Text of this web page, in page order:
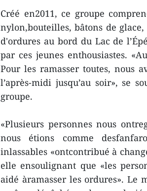
Créé en2011, ce groupe
nylon,bouteilles, bâtons de
d'ordures au bord du Lac de
par ces jeunes enthousiastes.
Pour les ramasser toutes, nous
l’après-midi jusqu’au soir», se
groupe.
«Plusieurs personnes nous
nous étions comme
inlassables «ontcontribué à
elle ensoulignant que «les
aidé àramasser les ordures». Le